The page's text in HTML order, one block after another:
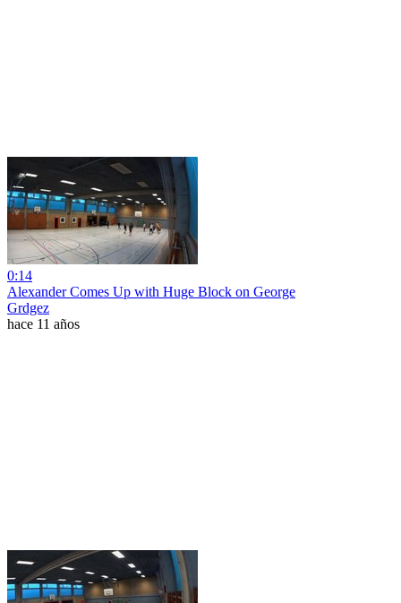
0:14
Alexander Comes Up with Huge Block on George
Grdgez
hace 11 años